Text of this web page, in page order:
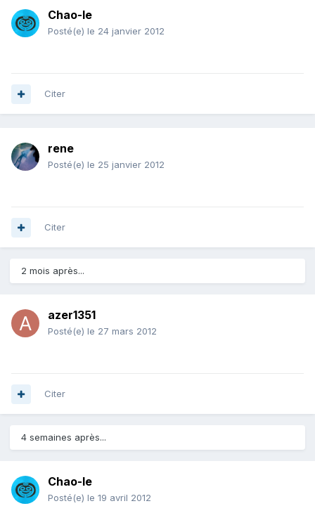
Chao-le
Posté(e) le 24 janvier 2012
Citer
rene
Posté(e) le 25 janvier 2012
Citer
2 mois après...
azer1351
Posté(e) le 27 mars 2012
Citer
4 semaines après...
Chao-le
Posté(e) le 19 avril 2012